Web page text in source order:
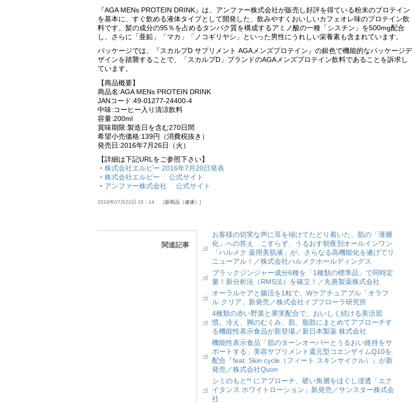
『AGA MENs PROTEIN DRINK』は、アンファー株式会社が販売し好評を得ている粉末のプロテイン
を基本に、すぐ飲める液体タイプとして開発した、飲みやすくおいしいカフェオレ味のプロテイン飲
料です。髪の成分の95％を占めるタンパク質を構成するアミノ酸の一種「シスチン」を500mg配合
し、さらに「亜鉛」「マカ」「ノコギリヤシ」といった男性にうれしい栄養素も含まれています。
パッケージでは、『スカルプD サプリメント AGAメンズプロテイン』の銀色で機能的なパッケージデ
ザインを踏襲することで、「スカルプD」ブランドのAGAメンズプロテイン飲料であることを訴求し
ています。
【商品概要】
商品名:AGA MENs PROTEIN DRINK
JANコード:49-01277-24400-4
中味:コーヒー入り清涼飲料
容量:200ml
賞味期限:製造日を含む270日間
希望小売価格:139円（消費税抜き）
発売日:2016年7月26日（火）
【詳細は下記URLをご参照下さい】
・ 株式会社エルビー 2016年7月20日発表
・ 株式会社エルビー 公式サイト
・ アンファー株式会社 公式サイト
2016年07月22日 15：14 新商品（健康）
関連記事
お客様の切実な声に耳を傾けてたどり着いた、肌の「薄層
化」への答え こすらず、うるおす朝夜別オールインワン
「ハルメク 薬用美肌液」が、さらなる高機能化を遂げてリ
ニューアル！／株式会社ハルメクホールディングス
ブラックジンジャー成分6種を「1種類の標準品」で同時定
量！新分析法（RMS法）を確立！／丸善製薬株式会社
オーラルケアと腸活を1粒で。Wケアチュアブル「オラフ
ル クリア」新発売／株式会社イブフローラ研究所
4種類の赤い野菜と果実配合で、おいしく続ける美活習
慣。冷え、脚のむくみ、肌、脂肪にまとめてアプローチす
る機能性表示食品が新登場／新日本製薬 株式会社
機能性表示食品「肌のターンオーバーとうるおい維持をサ
ポートする」美容サプリメント還元型コエンザイムQ10を
配合『feat. Skin cycle（フィート スキンサイクル）』が新
発売／株式会社Quon
シミのもと*¹ にアプローチ、硬い角層をほぐし浸透「エク
イタンス ホワイトローション」新発売／サンスター株式会
社